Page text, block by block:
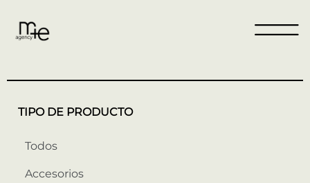
TIPO DE PRODUCTO
Todos
Accesorios